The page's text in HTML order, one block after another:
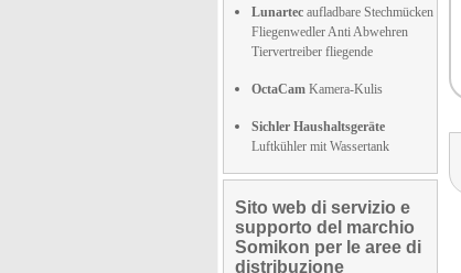
Lunartec aufladbare Stechmücken
Fliegenwedler Anti Abwehren
Tiervertreiber fliegende
OctaCam Kamera-Kulis
Sichler Haushaltsgeräte
Luftkühler mit Wassertank
Sito web di servizio e
supporto del marchio
Somikon per le aree di
distribuzione